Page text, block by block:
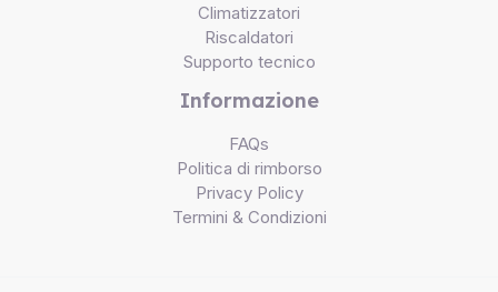
Climatizzatori
Riscaldatori
Supporto tecnico
Informazione
FAQs
Politica di rimborso
Privacy Policy
Termini & Condizioni